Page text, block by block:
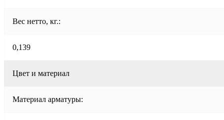
Вес нетто, кг.:
0,139
Цвет и материал
Материал арматуры: